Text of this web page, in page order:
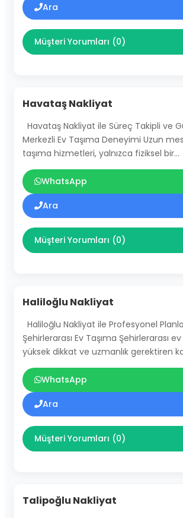
Ara
Müşteri Yorumları (0)
Havataş Nakliyat
Havataş Nakliyat ile Süreç Takipli ve
Merkezli Ev Taşıma Deneyimi Uzun
taşıma hizmetleri, yalnızca fiziksel bir…
WhatsApp
Ara
Müşteri Yorumları (0)
Haliloğlu Nakliyat
Haliloğlu Nakliyat ile Profesyonel
Şehirlerarası Ev Taşıma Şehirlerarası
yüksek dikkat ve uzmanlık gerektiren
WhatsApp
Ara
Müşteri Yorumları (0)
Talipoğlu Nakliyat